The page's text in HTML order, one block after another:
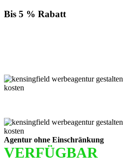
Bis 5 % Rabatt
Agentur ohne Einschränkung
VERFÜGBAR